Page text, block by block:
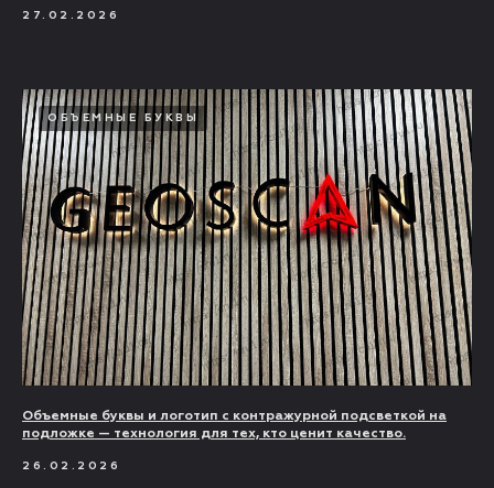
27.02.2026
ОБЪЕМНЫЕ БУКВЫ
Объемные буквы и логотип с контражурной подсветкой на
подложке — технология для тех, кто ценит качество.
26.02.2026